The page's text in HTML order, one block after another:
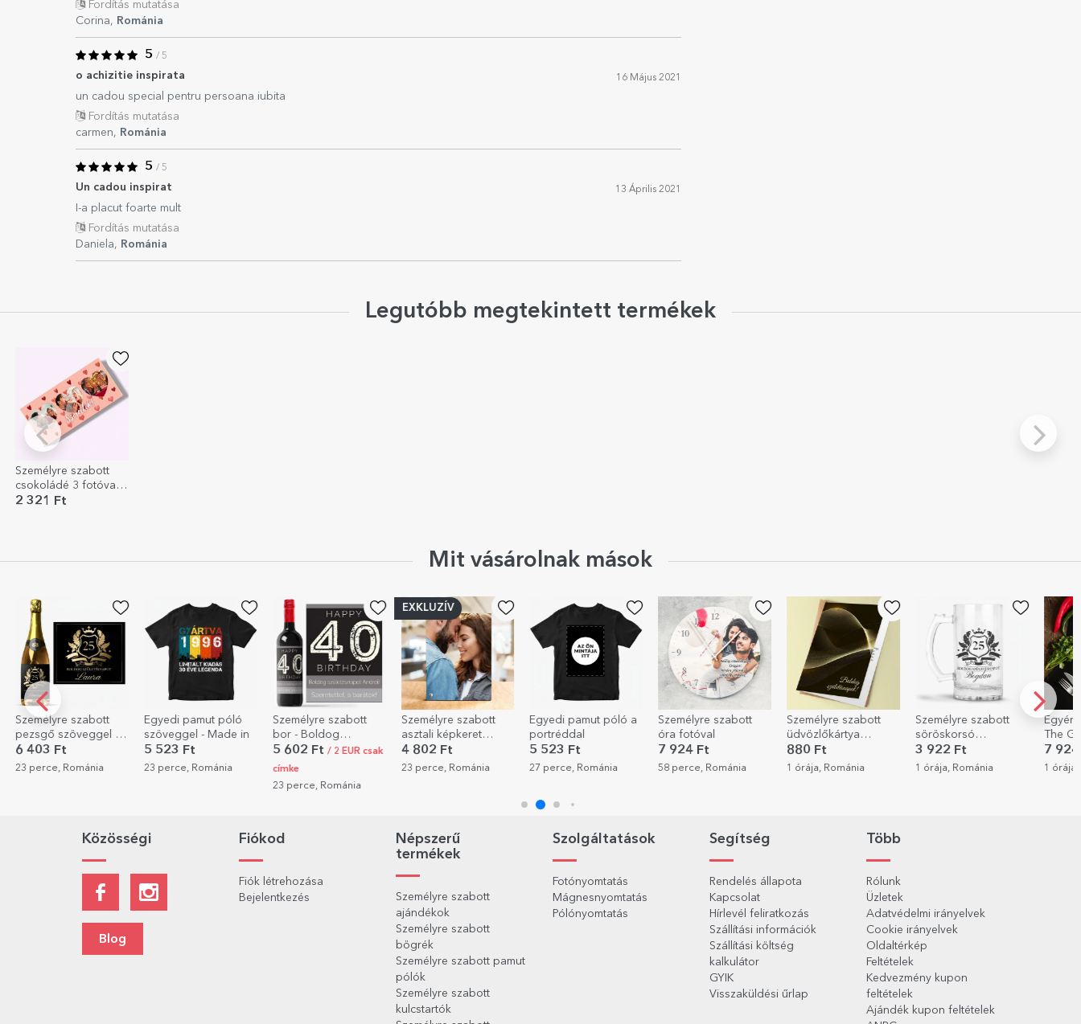
Fordítás mutatása
Corina, Románia
5 / 5
o achizitie inspirata 16 Május 2021
un cadou special pentru persoana iubita
Fordítás mutatása
carmen, Románia
5 / 5
Un cadou inspirat 13 Április 2021
I-a placut foarte mult
Fordítás mutatása
Daniela, Románia
Legutóbb megtekintett termékek
Személyre szabott
csokoládé 3 fotóval -
Szeretlek!
2 321 Ft
Mit vásárolnak mások
Egyedi pamut póló
szöveggel - Made in
5 523 Ft
23 perce, Románia
Személyre szabott
bor - Boldog
születésnapot!
5 602 Ft
címke
EXKLUZÍV
Személyre szabott
asztali képkeret
portréfotóval
4 802 Ft
23 perce, Románia
Egyedi pamut póló a
portréddal
5 523 Ft
27 perce, Románia
Személyre szabott
óra fotóval
7 924 Ft
58 perce, Románia
Személyre szabott
üdvözlőkártya
szöveggel - Boldog
születésnapot!
880 Ft
1 órája, Románia
Személyre szabott
söröskorsó
szöveggel - Royalty
3 922 Ft
1 órája, Románia
Egyéni rendezés -
The Grillfather
7 924 Ft
1 órája, Románia
7
1 órája,
Közösségi
Blog
Fiókod
Fiók létrehozása
Bejelentkezés
Népszerű
termékek
Személyre szabott
ajándékok
Személyre szabott
bögrék
Személyre szabott pamut
pólók
Személyre szabott
kulcstartók
Szolgáltatások
Fotónyomtatás
Mágnesnyomtatás
Pólónyomtatás
Segítség
Rendelés állapota
Kapcsolat
Hírlevél feliratkozás
Szállítási információk
Szállítási költség
kalkulátor
GYIK
Visszaküldési űrlap
Több
Rólunk
Üzletek
Adatvédelmi irányelvek
Cookie irányelvek
Oldaltérkép
Feltételek
Kedvezmény kupon
feltételek
Ajándék kupon feltételek